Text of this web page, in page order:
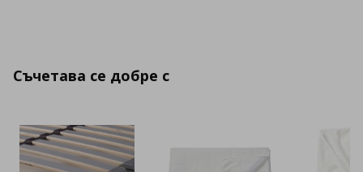
Съчетава се добре с